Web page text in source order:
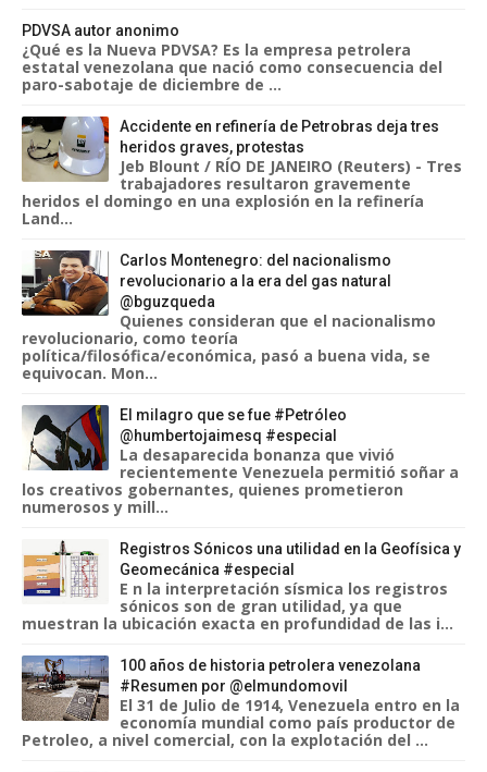
PDVSA autor anonimo
¿Qué es la Nueva PDVSA? Es la empresa petrolera
estatal venezolana que nació como consecuencia del
paro-sabotaje de diciembre de ...
Accidente en refinería de Petrobras deja tres
heridos graves, protestas
Jeb Blount / RÍO DE JANEIRO (Reuters) - Tres
trabajadores resultaron gravemente
heridos el domingo en una explosión en la refinería
Land...
Carlos Montenegro: del nacionalismo
revolucionario a la era del gas natural
@bguzqueda
Quienes consideran que el nacionalismo
revolucionario, como teoría
política/filosófica/económica, pasó a buena vida, se
equivocan. Mon...
El milagro que se fue #Petróleo
@humbertojaimesq #especial
La desaparecida bonanza que vivió
recientemente Venezuela permitió soñar a
los creativos gobernantes, quienes prometieron
numerosos y mill...
Registros Sónicos una utilidad en la Geofísica y
Geomecánica #especial
E n la interpretación sísmica los registros
sónicos son de gran utilidad, ya que
muestran la ubicación exacta en profundidad de las i...
100 años de historia petrolera venezolana
#Resumen por @elmundomovil
El 31 de Julio de 1914, Venezuela entro en la
economía mundial como país productor de
Petroleo, a nivel comercial, con la explotación del ...